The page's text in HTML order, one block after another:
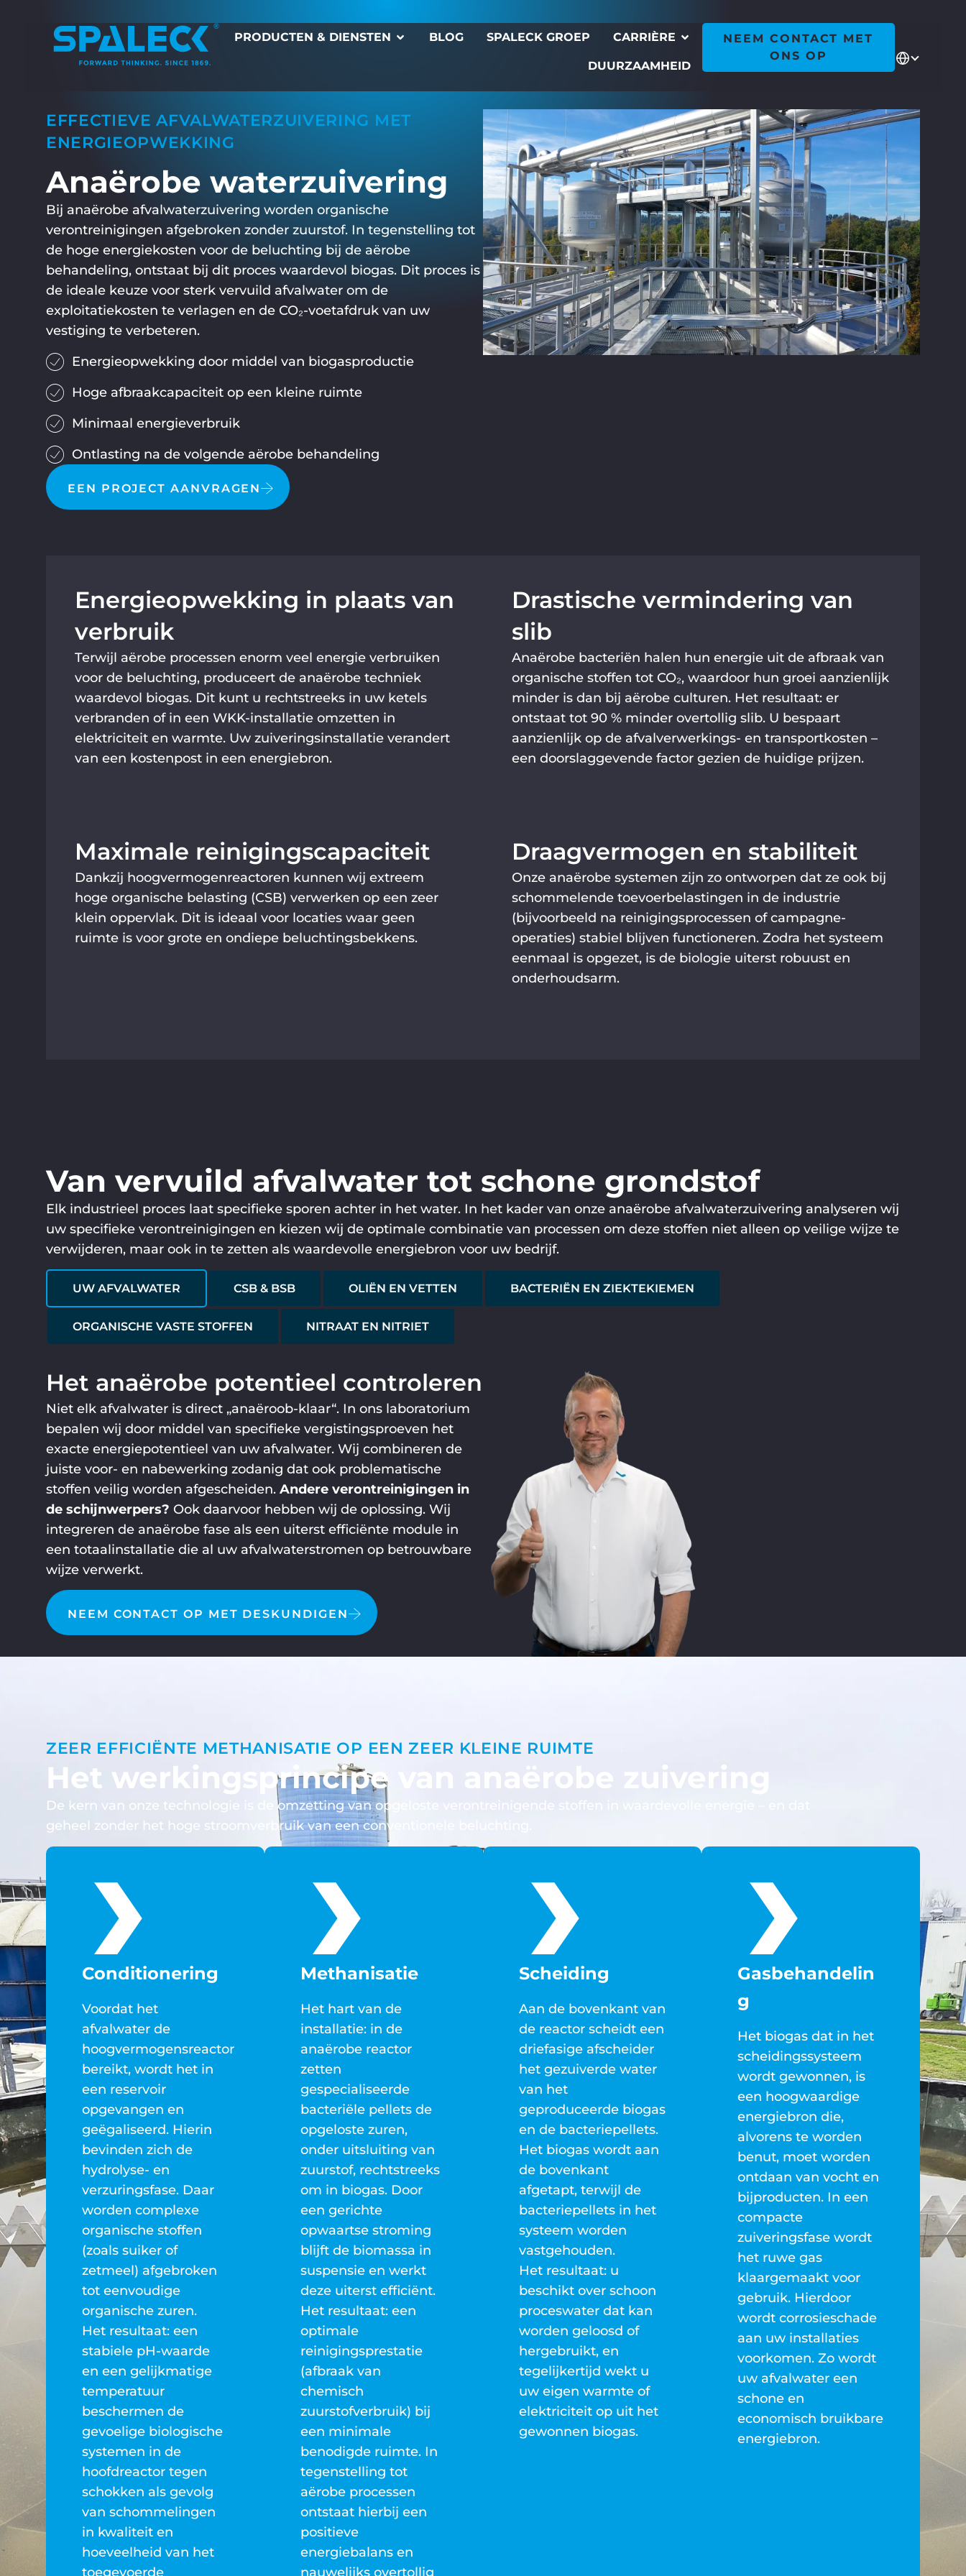
PRODUCTEN & DIENSTEN BLOG SPALECK GROEP CARRIÈRE
DUURZAAMHEID
NEEM CONTACT MET
ONS OP
EFFECTIEVE AFVALWATERZUIVERING MET
ENERGIEOPWEKKING
Anaërobe waterzuivering
Bij anaërobe afvalwaterzuivering worden organische
verontreinigingen afgebroken zonder zuurstof. In tegenstelling tot
de hoge energiekosten voor de beluchting bij de aërobe
behandeling, ontstaat bij dit proces waardevol biogas. Dit proces is
de ideale keuze voor sterk vervuild afvalwater om de
exploitatiekosten te verlagen en de CO₂-voetafdruk van uw
vestiging te verbeteren.
Energieopwekking door middel van biogasproductie
Hoge afbraakcapaciteit op een kleine ruimte
Minimaal energieverbruik
Ontlasting na de volgende aërobe behandeling
EEN PROJECT AANVRAGEN
Energieopwekking in plaats van
verbruik
Terwijl aërobe processen enorm veel energie verbruiken
voor de beluchting, produceert de anaërobe techniek
waardevol biogas. Dit kunt u rechtstreeks in uw ketels
verbranden of in een WKK-installatie omzetten in
elektriciteit en warmte. Uw zuiveringsinstallatie verandert
van een kostenpost in een energiebron.
Drastische vermindering van
slib
Anaërobe bacteriën halen hun energie uit de afbraak van
organische stoffen tot CO₂, waardoor hun groei aanzienlijk
minder is dan bij aërobe culturen. Het resultaat: er
ontstaat tot 90 % minder overtollig slib. U bespaart
aanzienlijk op de afvalverwerkings- en transportkosten –
een doorslaggevende factor gezien de huidige prijzen.
Maximale reinigingscapaciteit
Dankzij hoogvermogenreactoren kunnen wij extreem
hoge organische belasting (CSB) verwerken op een zeer
klein oppervlak. Dit is ideaal voor locaties waar geen
ruimte is voor grote en ondiepe beluchtingsbekkens.
Draagvermogen en stabiliteit
Onze anaërobe systemen zijn zo ontworpen dat ze ook bij
schommelende toevoerbelastingen in de industrie
(bijvoorbeeld na reinigingsprocessen of campagne-
operaties) stabiel blijven functioneren. Zodra het systeem
eenmaal is opgezet, is de biologie uiterst robuust en
onderhoudsarm.
Van vervuild afvalwater tot schone grondstof
Elk industrieel proces laat specifieke sporen achter in het water. In het kader van onze anaërobe afvalwaterzuivering analyseren wij
uw specifieke verontreinigingen en kiezen wij de optimale combinatie van processen om deze stoffen niet alleen op veilige wijze te
verwijderen, maar ook in te zetten als waardevolle energiebron voor uw bedrijf.
UW AFVALWATER CSB & BSB OLIËN EN VETTEN BACTERIËN EN ZIEKTEKIEMEN
ORGANISCHE VASTE STOFFEN NITRAAT EN NITRIET
Het anaërobe potentieel controleren
Niet elk afvalwater is direct „anaëroob-klaar“. In ons laboratorium
bepalen wij door middel van specifieke vergistingsproeven het
exacte energiepotentieel van uw afvalwater. Wij combineren de
juiste voor- en nabewerking zodanig dat ook problematische
stoffen veilig worden afgescheiden. Andere verontreinigingen in
de schijnwerpers? Ook daarvoor hebben wij de oplossing. Wij
integreren de anaërobe fase als een uiterst efficiënte module in
een totaalinstallatie die al uw afvalwaterstromen op betrouwbare
wijze verwerkt.
NEEM CONTACT OP MET DESKUNDIGEN
ZEER EFFICIËNTE METHANISATIE OP EEN ZEER KLEINE RUIMTE
Het werkingsprincipe van anaërobe zuivering
De kern van onze technologie is de omzetting van opgeloste verontreinigende stoffen in waardevolle energie – en dat
geheel zonder het hoge stroomverbruik van een conventionele beluchting.
Conditionering
Voordat het
afvalwater de
hoogvermogensreactor
bereikt, wordt het in
een reservoir
opgevangen en
geëgaliseerd. Hierin
bevinden zich de
hydrolyse- en
verzuringsfase. Daar
worden complexe
organische stoffen
(zoals suiker of
zetmeel) afgebroken
tot eenvoudige
organische zuren.
Het resultaat: een
stabiele pH-waarde
en een gelijkmatige
temperatuur
beschermen de
gevoelige biologische
systemen in de
hoofdreactor tegen
schokken als gevolg
van schommelingen
in kwaliteit en
hoeveelheid van het
toegevoerde
Methanisatie
Het hart van de
installatie: in de
anaërobe reactor
zetten
gespecialiseerde
bacteriële pellets de
opgeloste zuren,
onder uitsluiting van
zuurstof, rechtstreeks
om in biogas. Door
een gerichte
opwaartse stroming
blijft de biomassa in
suspensie en werkt
deze uiterst efficiënt.
Het resultaat: een
optimale
reinigingsprestatie
(afbraak van
chemisch
zuurstofverbruik) bij
een minimale
benodigde ruimte. In
tegenstelling tot
aërobe processen
ontstaat hierbij een
positieve
energiebalans en
nauwelijks overtollig
Scheiding
Aan de bovenkant van
de reactor scheidt een
driefasige afscheider
het gezuiverde water
van het
geproduceerde biogas
en de bacteriepellets.
Het biogas wordt aan
de bovenkant
afgetapt, terwijl de
bacteriepellets in het
systeem worden
vastgehouden.
Het resultaat: u
beschikt over schoon
proceswater dat kan
worden geloosd of
hergebruikt, en
tegelijkertijd wekt u
uw eigen warmte of
elektriciteit op uit het
gewonnen biogas.
Gasbehandelin
g
Het biogas dat in het
scheidingssysteem
wordt gewonnen, is
een hoogwaardige
energiebron die,
alvorens te worden
benut, moet worden
ontdaan van vocht en
bijproducten. In een
compacte
zuiveringsfase wordt
het ruwe gas
klaargemaakt voor
gebruik. Hierdoor
wordt corrosieschade
aan uw installaties
voorkomen. Zo wordt
uw afvalwater een
schone en
economisch bruikbare
energiebron.